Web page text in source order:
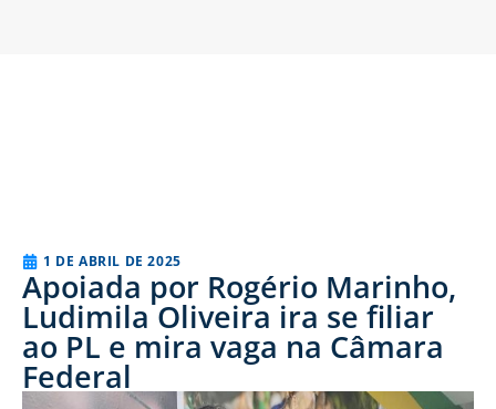
1 DE ABRIL DE 2025
Apoiada por Rogério Marinho,
Ludimila Oliveira ira se filiar
ao PL e mira vaga na Câmara
Federal